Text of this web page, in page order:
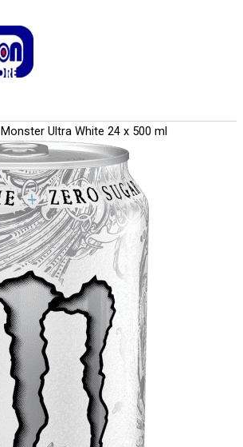
Monster Ultra White 24 x 500 ml